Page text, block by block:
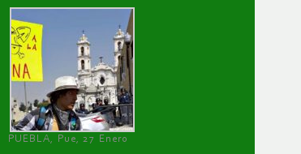
PUEBLA, Pue, 27 Enero